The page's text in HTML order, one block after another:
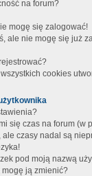
na forum?
mogę się zalogować!
ale nie mogę się już
cookies
się czas na forum (w
ale czasy nadal są
pod moją nazwą
ją zmienić?